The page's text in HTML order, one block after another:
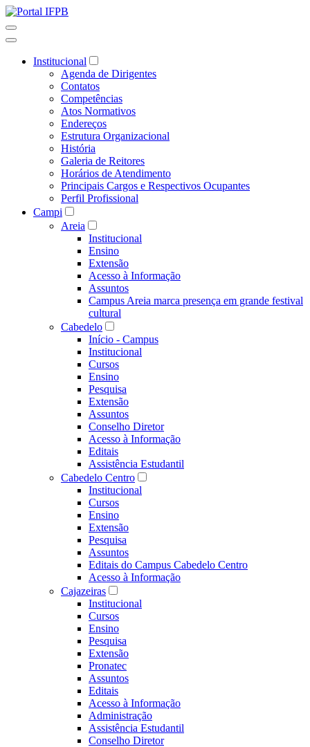
Institucional
Agenda de Dirigentes
Contatos
Competências
Atos Normativos
Endereços
Estrutura Organizacional
História
Galeria de Reitores
Horários de Atendimento
Principais Cargos e Respectivos Ocupantes
Perfil Profissional
Campi
Areia
Institucional
Ensino
Extensão
Acesso à Informação
Assuntos
Campus Areia marca presença em grande festival
cultural
Cabedelo
Início - Campus
Institucional
Cursos
Ensino
Pesquisa
Extensão
Assuntos
Conselho Diretor
Acesso à Informação
Editais
Assistência Estudantil
Cabedelo Centro
Institucional
Cursos
Ensino
Extensão
Pesquisa
Assuntos
Editais do Campus Cabedelo Centro
Acesso à Informação
Cajazeiras
Institucional
Cursos
Ensino
Pesquisa
Extensão
Pronatec
Assuntos
Editais
Acesso à Informação
Administração
Assistência Estudantil
Conselho Diretor